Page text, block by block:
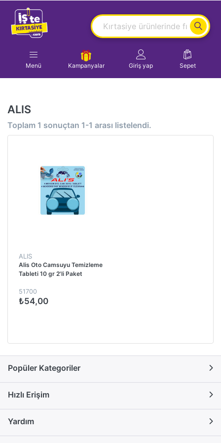
Menü Kampanyalar Giriş yap Sepet
ALIS
Toplam 1 sonuçtan 1-1 arası listelendi.
ALIS
Alis Oto Camsuyu Temizleme
Tableti 10 gr 2'li Paket
51700
₺54,00
Popüler Kategoriler
Hızlı Erişim
Yardım